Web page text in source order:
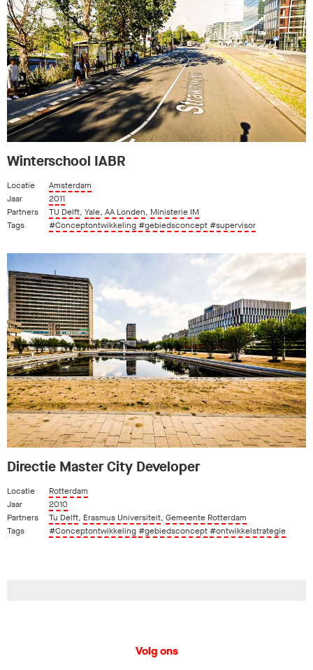
Winterschool IABR
Locatie
Amsterdam
Jaar
2011
Partners
TU Delft, Yale, AA Londen, Ministerie IM
Tags
#Conceptontwikkeling#gebiedsconcept#supervisor
Directie Master City Developer
Locatie
Rotterdam
Jaar
2010
Partners
Tu Delft, Erasmus Universiteit, Gemeente Rotterdam
Tags
#Conceptontwikkeling#gebiedsconcept#ontwikkelstrategie
Volg ons